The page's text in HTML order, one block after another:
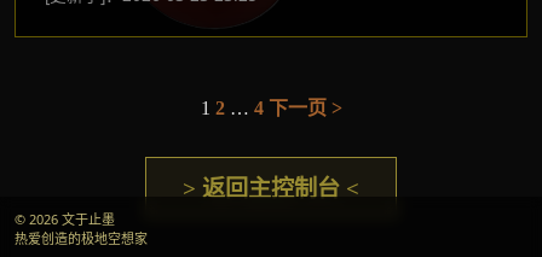
页
1 2 … 4 下一页 >
> 返回主控制台 <
© 2026 文于止墨
热爱创造的极地空想家